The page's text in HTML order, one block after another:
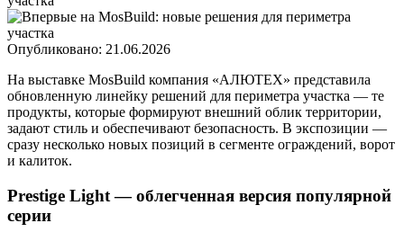
Опубликовано: 21.06.2026
На выставке MosBuild компания «АЛЮТЕХ» представила
обновленную линейку решений для периметра участка — те
продукты, которые формируют внешний облик территории,
задают стиль и обеспечивают безопасность. В экспозиции —
сразу несколько новых позиций в сегменте ограждений, ворот
и калиток.
Prestige Light — облегченная версия популярной
серии